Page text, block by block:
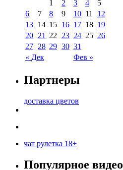
« Дек Фев »
1 2 3 4
5
6
7 8 9 10 11
12
13 14 15 16 17 18 19
20 21 22 23 24 25 26
27 28 29 30 31
Партнеры
доставка цветов
чат рулетка 18+
Популярное видео